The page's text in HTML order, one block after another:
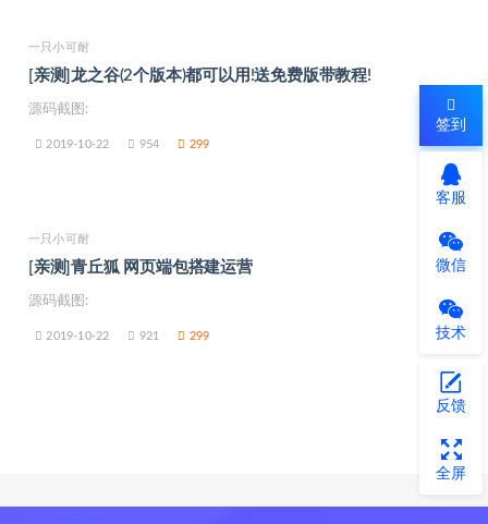
一只小可耐
[亲测]龙之谷(2个版本)都可以用!送免费版带教程!
源码截图:
2019-10-22 954 299
一只小可耐
[亲测]青丘狐 网页端包搭建运营
源码截图:
2019-10-22 921 299
签到
客服
微信
技术
反馈
全屏